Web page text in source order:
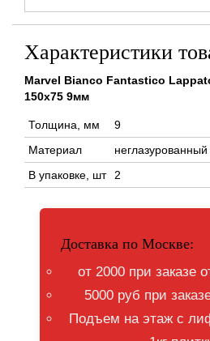
Характеристики
Marvel Bianco Fantastico
150x75 9мм
Толщина, мм
9
Материал
В упаковке, шт
2
Доставка по Москве:
от 2000 при заказе
5000 руб при
Подъем на этаж с